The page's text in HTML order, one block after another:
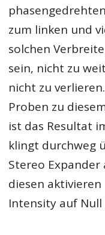
zum linken und
solchen
sein, nicht zu
nicht zu
Proben zu
ist das Resultat
klingt durchweg
Stereo
diesen aktivieren
Intensity auf Null